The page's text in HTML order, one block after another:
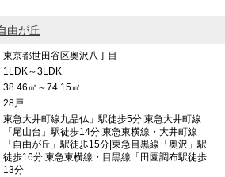
由が丘
東京都世田谷区奥沢八丁目
1LDK～3LDK
38.46㎡～74.15㎡
28戸
東急大井町線九品仏」駅徒歩5分|東急大井町線
「尾山台」駅徒歩14分|東急東横線・大井町線
「自由が丘」駅徒歩15分|東急目黒線「奥沢」駅
徒歩16分|東急東横線・目黒線「田園調布駅徒歩
13分